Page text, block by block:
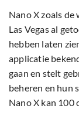
Nano X zoals de
Las Vegas al
hebben laten
applicatie
gaan en stelt
beheren en hun
Nano X kan 100